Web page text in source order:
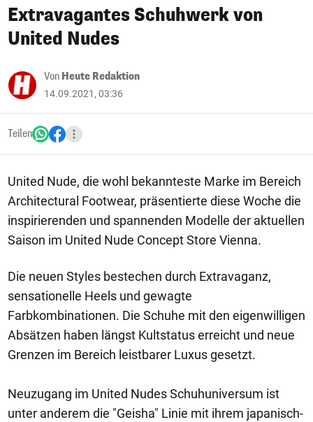
Extravagantes Schuhwerk von
United Nudes
Von Heute Redaktion
14.09.2021, 03:36
Teilen
United Nude, die wohl bekannteste Marke im Bereich
Architectural Footwear, präsentierte diese Woche die
inspirierenden und spannenden Modelle der aktuellen
Saison im United Nude Concept Store Vienna.
Die neuen Styles bestechen durch Extravaganz,
sensationelle Heels und gewagte
Farbkombinationen. Die Schuhe mit den eigenwilligen
Absätzen haben längst Kultstatus erreicht und neue
Grenzen im Bereich leistbarer Luxus gesetzt.
Neuzugang im United Nudes Schuhuniversum ist
unter anderem die "Geisha" Linie mit ihrem japanisch-